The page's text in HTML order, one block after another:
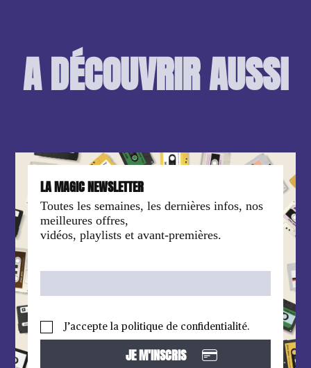
A DÉCOUVRIR AUSSI
LA MAGIC NEWSLETTER
Toutes les semaines, les dernières infos, nos
meilleures offres,
vidéos, playlists et avant-premières.
J’accepte la politique de confidentialité.